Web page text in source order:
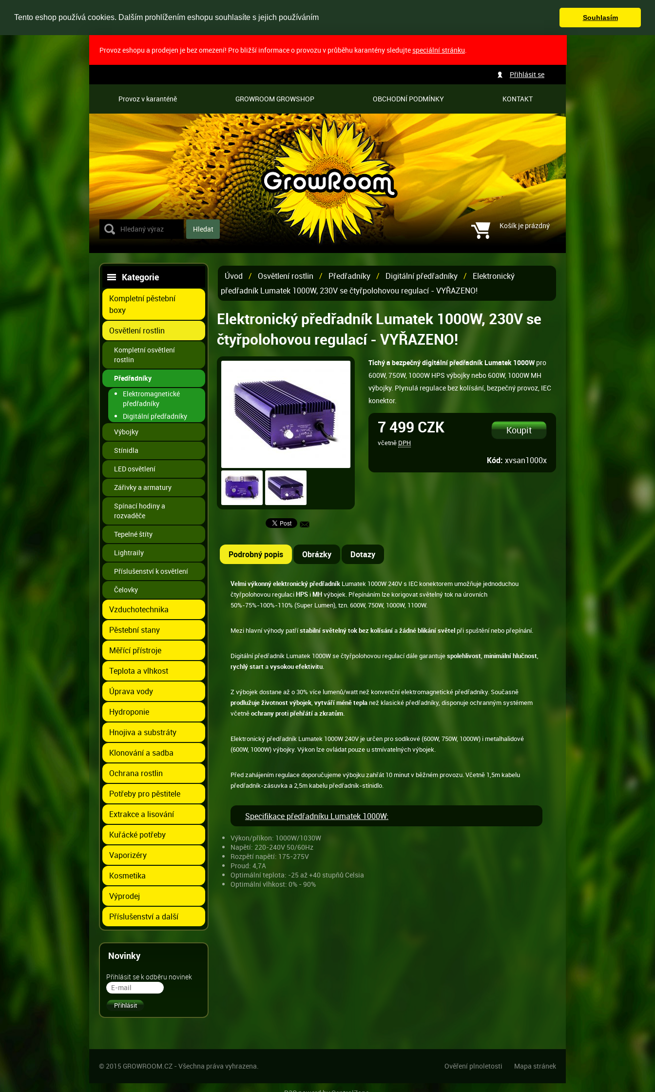
Tento eshop používá cookies. Dalším prohlížením eshopu souhlasíte s jejich používáním Souhlasím
Provoz eshopu a prodejen je bez omezení! Pro bližší informace o provozu v průběhu karantény sledujte speciální stránku
Provoz v karanténě GROWROOM GROWSHOP OBCHODNÍ PODMÍNKY KONTAKT
Přihlásit se
Košík je prázdný
Kategorie
Kompletní pěstební
boxy
Osvětlení rostlin
Kompletní osvětlení
rostlin
Předřadníky
Elektromagnetické
předřadníky
Digitální předřadníky
Výbojky
Stínidla
LED osvětlení
Zářivky a armatury
Spínací hodiny a
rozvaděče
Tepelné štíty
Lightraily
Příslušenství k osvětlení
Čelovky
Vzduchotechnika
Pěstební stany
Měřící přístroje
Teplota a vlhkost
Úprava vody
Hydroponie
Hnojiva a substráty
Klonování a sadba
Ochrana rostlin
Potřeby pro pěstitele
Extrakce a lisování
Kuřácké potřeby
Vaporizéry
Kosmetika
Výprodej
Příslušenství a další
Novinky
Přihlásit se k odběru novinek
Úvod / Osvětlení rostlin / Předřadníky / Digitální předřadníky /
Elektronický
předřadník Lumatek 1000W, 230V se čtyřpolohovou regulací - VYŘAZENO!
Elektronický předřadník Lumatek 1000W, 230V se
čtyřpolohovou regulací - VYŘAZENO!
Tichý a bezpečný digitální předřadník Lumatek 1000W pro
600W, 750W, 1000W HPS výbojky nebo 600W, 1000W MH
výbojky. Plynulá regulace bez kolísání, bezpečný provoz, IEC
konektor.
7 499 CZK
včetně DPH
Kód: xvsan1000x
Podrobný popis Obrázky Dotazy
Velmi výkonný elektronický předřadník Lumatek 1000W 240V s IEC konektorem umožňuje jednoduchou
čtyřpolohovou regulaciHPS iMHvýbojek. Přepínáním lze korigovat světelný tok na úrovních
50%-75%-100%-110% (Super Lumen), tzn. 600W, 750W, 1000W, 1100W.
Mezi hlavní výhody patřístabilní světelný tok bez kolísáníažádné blikání světel při spuštění nebo přepínání.
Digitální předřadník Lumatek 1000W se čtyřpolohovou regulací dále garantujespolehlivost minimální hlučnost
rychlý start avysokou efektivitu
Z výbojek dostane až o 30% více lumenů/watt než konvenční elektromagnetické předřadníky. Současně
prodlužuje životnost výbojek vytváří méně tepla než klasické předřadníky, disponuje ochranným systémem
včetněochrany proti přehřátí a zkratům
Elektronický předřadník Lumatek 1000W 240V je určen pro sodíkové (600W, 750W, 1000W) i metalhalidové
(600W, 1000W) výbojky. Výkon lze ovládat pouze u stmívatelných výbojek.
Před zahájením regulace doporučujeme výbojku zahřát 10 minut v běžném provozu. Včetně 1,5m kabelu
předřadník-zásuvka a 2,5m kabelu předřadník-stínidlo.
Specifikace předřadníku Lumatek 1000W:
Výkon/příkon: 1000W/1030W
Napětí: 220-240V 50/60Hz
Rozpětí napětí: 175-275V
Proud: 4,7A
Optimální teplota: -25 až +40 stupňů Celsia
Optimální vlhkost: 0% - 90%
© 2015 GROWROOM.CZ - Všechna práva vyhrazena. Ověření plnoletosti Mapa stránek